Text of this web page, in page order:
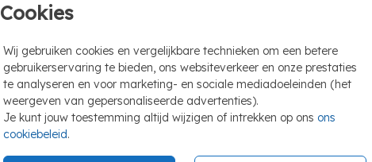
Cookies
Wij gebruiken cookies en vergelijkbare technieken om een betere
gebruikerservaring te bieden, ons websiteverkeer en onze prestaties
te analyseren en voor marketing- en sociale mediadoeleinden (het
weergeven van gepersonaliseerde advertenties).
Je kunt jouw toestemming altijd wijzigen of intrekken op ons ons
cookiebeleid.
We
Ook